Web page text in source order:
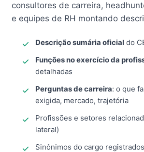
consultores de carreira,
e equipes de RH montando
Descrição sumária oficial do
Funções no exercício da
detalhadas
Perguntas de carreira: o que
exigida, mercado, trajetória
Profissões e setores
lateral)
Sinônimos do cargo